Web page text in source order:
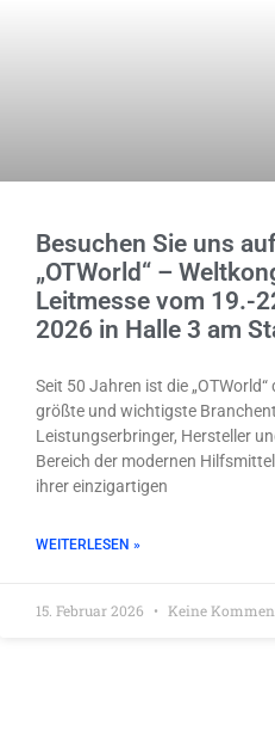
Besuchen Sie uns
„OTWorld“ –
Leitmesse vom 19.-
2026 in Halle 3 am
Seit 50 Jahren ist die
größte und wichtigste
Leistungserbringer, Hersteller
Bereich der modernen
ihrer einzigartigen
WEITERLESEN »
15. Februar 2026 Keine